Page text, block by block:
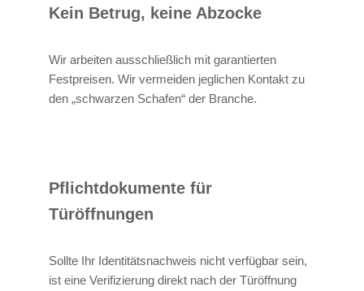
Kein Betrug, keine Abzocke
Wir arbeiten ausschließlich mit garantierten
Festpreisen. Wir vermeiden jeglichen Kontakt zu
den „schwarzen Schafen“ der Branche.
Pflichtdokumente für
Türöffnungen
Sollte Ihr Identitätsnachweis nicht verfügbar sein,
ist eine Verifizierung direkt nach der Türöffnung